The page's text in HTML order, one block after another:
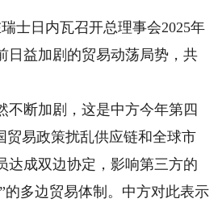
士日内瓦召开总理事会2025年
日益加剧的贸易动荡局势，共
断加剧，这是中方今年第四
贸易政策扰乱供应链和全球市
达成双边协定，影响第三方的
的多边贸易体制。中方对此表示